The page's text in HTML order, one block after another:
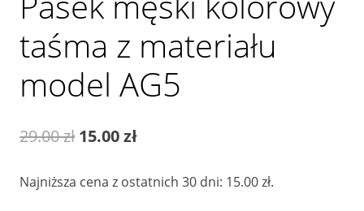
taśma z materiału
model AG5
29.00zł Pierwotna
15.00złAktualna
Najniższa cena z ostatnich 30 dni: 15.00zł.